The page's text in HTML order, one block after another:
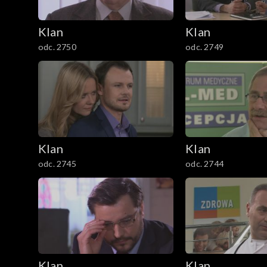
501–600
401–500
301–400
201–300
101–200
1–100
Klan
odc. 2750
Klan
odc. 2749
Klan
odc. 2745
Klan
odc. 2744